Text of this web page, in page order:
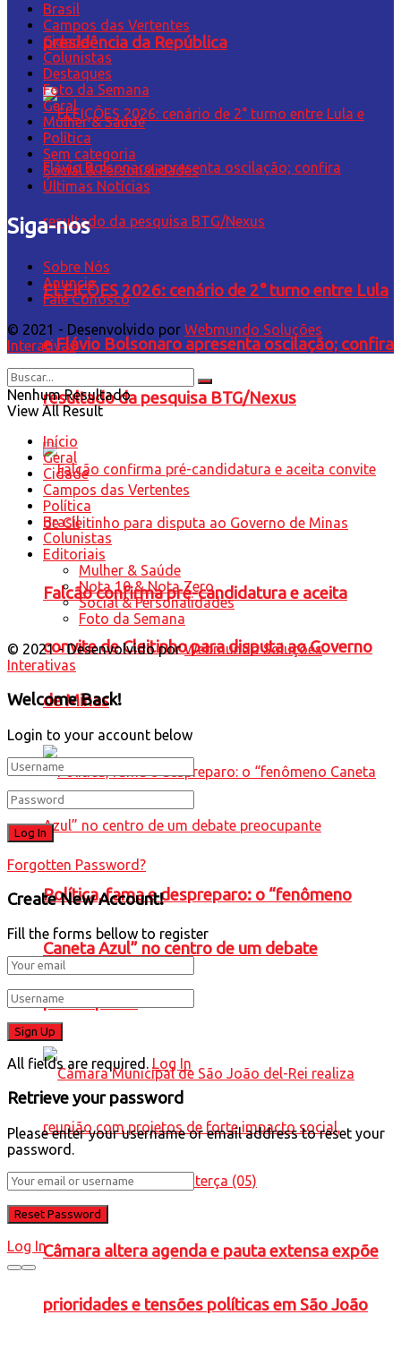
presidência da República
ELEIÇÕES 2026: cenário de 2° turno entre Lula
e Flávio Bolsonaro apresenta oscilação; confira
resultado da pesquisa BTG/Nexus
Falcão confirma pré-candidatura e aceita
convite de Cleitinho para disputa ao Governo
de Minas
Política, fama e despreparo: o “fenômeno
Caneta Azul” no centro de um debate
preocupante
Câmara altera agenda e pauta extensa expõe
prioridades e tensões políticas em São João
Brasil
Campos das Vertentes
Cidade
Colunistas
Destaques
Foto da Semana
Geral
Mulher & Saúde
Política
Sem categoria
Social & Personalidades
Últimas Notícias
Siga-nos
Sobre Nós
Anuncie
Fale Conosco
© 2021 - Desenvolvido por Webmundo Soluções
Interativas
Nenhum Resultado
View All Result
Início
Geral
Cidade
Campos das Vertentes
Política
Brasil
Colunistas
Editoriais
Mulher & Saúde
Nota 10 & Nota Zero
Social & Personalidades
Foto da Semana
© 2021 - Desenvolvido porWebmundo Soluções
Interativas
Welcome Back!
Login to your account below
Forgotten Password?
Create New Account!
Fill the forms bellow to register
All fields are required. Log In
Retrieve your password
Please enter your username or email address to reset your
password.
Log In